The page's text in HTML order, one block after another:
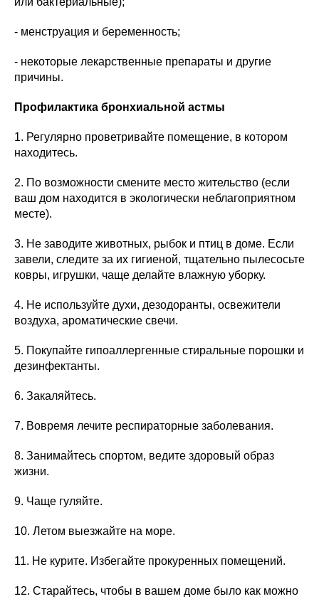
- менструация и беременность;
- некоторые лекарственные препараты и другие
причины.
Профилактика бронхиальной астмы
1. Регулярно проветривайте помещение, в котором
находитесь.
2. По возможности смените место жительство (если
ваш дом находится в экологически неблагоприятном
месте).
3. Не заводите животных, рыбок и птиц в доме. Если
завели, следите за их гигиеной, тщательно пылесосьте
ковры, игрушки, чаще делайте влажную уборку.
4. Не используйте духи, дезодоранты, освежители
воздуха, ароматические свечи.
5. Покупайте гипоаллергенные стиральные порошки и
дезинфектанты.
6. Закаляйтесь.
7. Вовремя лечите респираторные заболевания.
8. Занимайтесь спортом, ведите здоровый образ
жизни.
9. Чаще гуляйте.
10. Летом выезжайте на море.
11. Не курите. Избегайте прокуренных помещений.
12. Старайтесь, чтобы в вашем доме было как можно